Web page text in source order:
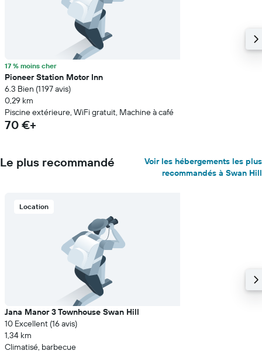
17 % moins cher
Pioneer Station Motor Inn
6.3 Bien (1 197 avis)
0,29 km
Piscine extérieure, WiFi gratuit, Machine à café
70 €+
Le plus recommandé
Voir les hébergements les plus
recommandés à Swan Hill
Location
Jana Manor 3 Townhouse Swan Hill
10 Excellent (16 avis)
1,34 km
Climatisé, barbecue